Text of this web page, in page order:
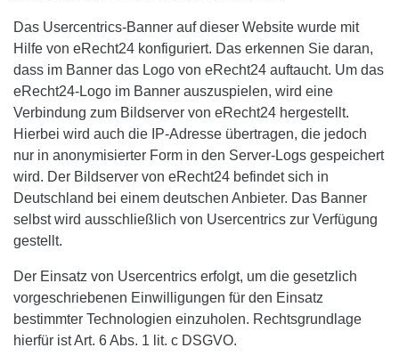
Das Usercentrics-Banner auf dieser Website wurde mit
Hilfe von eRecht24 konfiguriert. Das erkennen Sie daran,
dass im Banner das Logo von eRecht24 auftaucht. Um das
eRecht24-Logo im Banner auszuspielen, wird eine
Verbindung zum Bildserver von eRecht24 hergestellt.
Hierbei wird auch die IP-Adresse übertragen, die jedoch
nur in anonymisierter Form in den Server-Logs gespeichert
wird. Der Bildserver von eRecht24 befindet sich in
Deutschland bei einem deutschen Anbieter. Das Banner
selbst wird ausschließlich von Usercentrics zur Verfügung
gestellt.
Der Einsatz von Usercentrics erfolgt, um die gesetzlich
vorgeschriebenen Einwilligungen für den Einsatz
bestimmter Technologien einzuholen. Rechtsgrundlage
hierfür ist Art. 6 Abs. 1 lit. c DSGVO.